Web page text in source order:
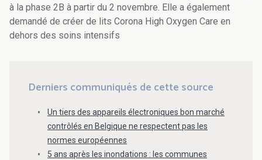
à la phase 2B à partir du 2 novembre. Elle a également
demandé de créer de lits Corona High Oxygen Care en
dehors des soins intensifs
Derniers communiqués de cette source
Un tiers des appareils électroniques bon marché
contrôlés en Belgique ne respectent pas les
normes européennes
5 ans après les inondations : les communes